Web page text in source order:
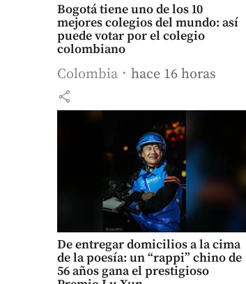
Bogotá tiene uno de los 10
mejores colegios del mundo: así
puede votar por el colegio
colombiano
Colombia hace 16 horas
share
De entregar domicilios a la cima
de la poesía: un “rappi” chino de
56 años gana el prestigioso